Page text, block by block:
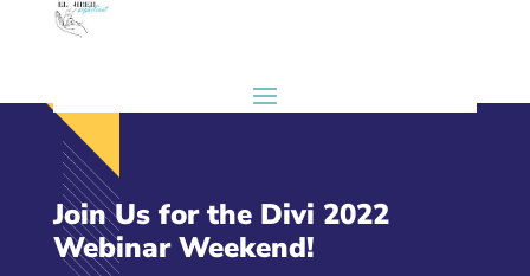
Join Us for the Divi 2022
Webinar Weekend!